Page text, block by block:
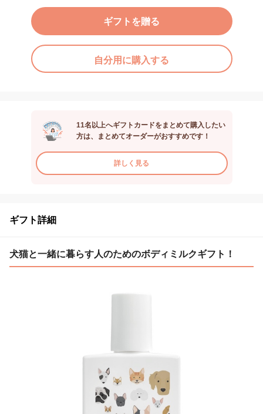
ギフトを贈る
自分用に購入する
11名以上へギフトカードをまとめて購入したい
方は、まとめてオーダーがおすすめです！
詳しく見る
ギフト詳細
犬猫と一緒に暮らす人のためのボディミルクギフト！